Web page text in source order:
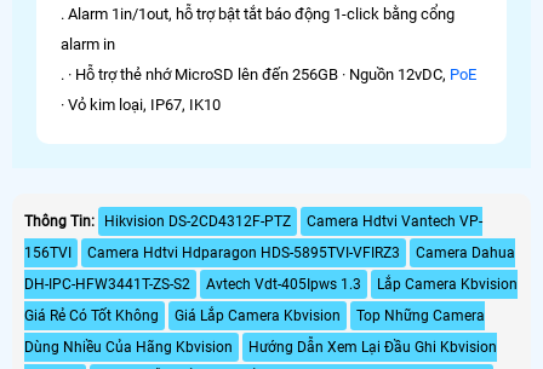
. Alarm 1in/1out, hỗ trợ bật tắt báo động 1-click bằng cổng
alarm in
. · Hỗ trợ thẻ nhớ MicroSD lên đến 256GB · Nguồn 12vDC, PoE
· Vỏ kim loại, IP67, IK10
Thông Tin: Hikvision DS-2CD4312F-PTZ
Camera Hdtvi Vantech VP-
156TVI
Camera Hdtvi Hdparagon HDS-5895TVI-VFIRZ3
Camera Dahua
DH-IPC-HFW3441T-ZS-S2
Avtech Vdt-405Ipws 1.3
Lắp Camera Kbvision
Giá Rẻ Có Tốt Không
Giá Lắp Camera Kbvision
Top Những Camera
Dùng Nhiều Của Hãng Kbvision
Hướng Dẫn Xem Lại Đầu Ghi Kbvision